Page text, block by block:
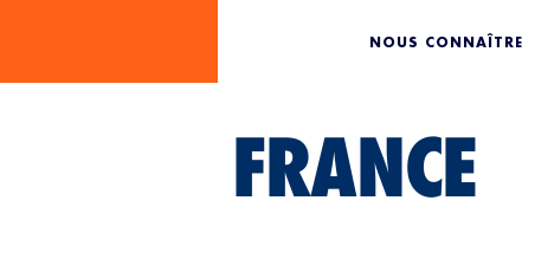
NOUS CONNAÎTRE
FRANCE